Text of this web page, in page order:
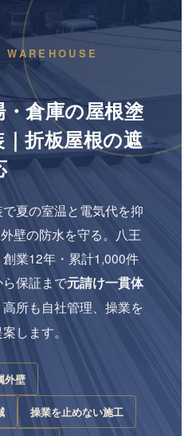
・倉庫の屋根塗
折板屋根の遮
夏の室温と電気代を抑
壁の防水を守る。八王
業12年・累計1,000件
保証まで元請け一貫体
所も自社管理、操業を
します。
外壁
操業を止めない施工